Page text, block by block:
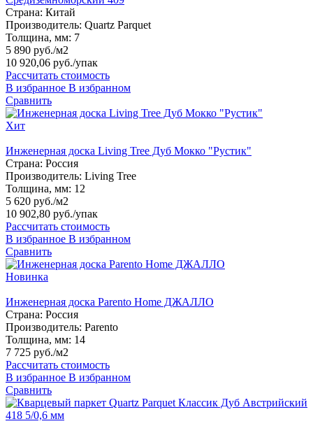
Страна: Китай
Производитель: Quartz Parquet
Толщина, мм: 7
5 890 руб./м2
10 920,06 руб./упак
Рассчитать стоимость
В избранное В избранном
Сравнить
Хит
Инженерная доска Living Tree Дуб Мокко "Рустик"
Страна: Россия
Производитель: Living Tree
Толщина, мм: 12
5 620 руб./м2
10 902,80 руб./упак
Рассчитать стоимость
В избранное В избранном
Сравнить
Новинка
Инженерная доска Parento Home ДЖАЛЛО
Страна: Россия
Производитель: Parento
Толщина, мм: 14
7 725 руб./м2
Рассчитать стоимость
В избранное В избранном
Сравнить